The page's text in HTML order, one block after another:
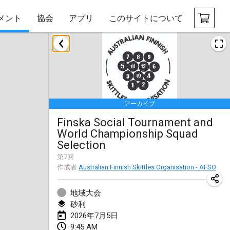
ント 協会 アプリ このサイトについて
アーカイブ
Finska Social Tournament and
World Championship Squad
Selection
第7回
作成者 Australian Finnish Skittles Organisation - AFSO
地域大会
砂利
2026年7月5日
9:45 AM
2026年1月
Tournoi de la bonne année
2026年1月10日|フランス
Open de Boulay Triplette
2026年1月17日|フランス
中止
Concours de Honnelles
Tournoi de Mölkky - Lesfous Dubâtonvaigeois
2026年1月31日
2026年2月